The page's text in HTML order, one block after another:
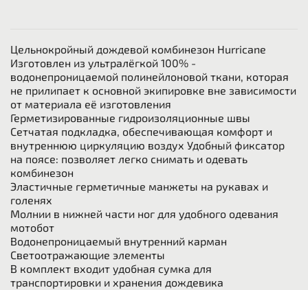
Цельнокройный дождевой комбинезон Hurricane
Изготовлен из ультралёгкой 100% -
водонепроницаемой полинейлоновой ткани, которая
не прилипает к основной экипировке вне зависимости
от материала её изготовления
Герметизированные гидроизоляционные швы
Сетчатая подкладка, обеспечивающая комфорт и
внутреннюю циркуляцию воздух Удобный фиксатор
на поясе: позволяет легко снимать и одевать
комбинезон
Эластичные герметичные манжеты на рукавах и
голенях
Молнии в нижней части ног для удобного одевания
мотобот
Водонепроницаемый внутренний карман
Светоотражающие элементы
В комплект входит удобная сумка для
транспортировки и хранения дождевика